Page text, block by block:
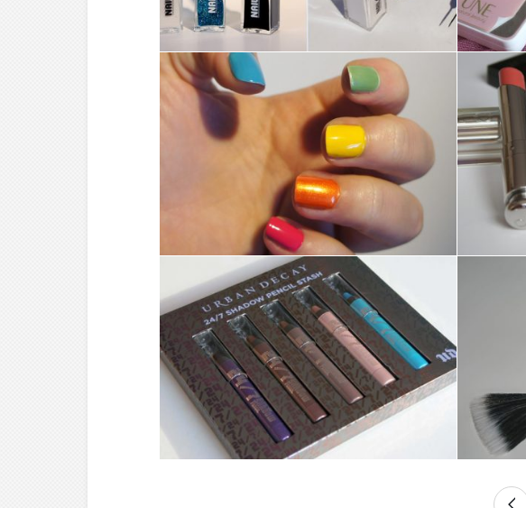
MAKE-UP ///
LES VERNIS MISS
EUROPE PAR EMILIE
MAKE-UP ///
24/7 SHADOW
PENCIL STASH KIT –
URBAN DECAY